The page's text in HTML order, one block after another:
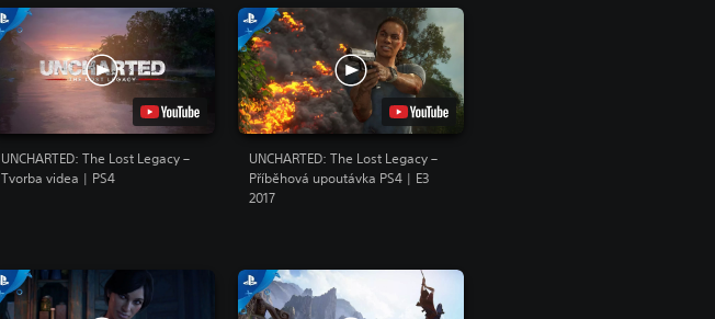
UNCHARTED: The Lost Legacy –
Tvorba videa | PS4
UNCHARTED: The Lost Legacy –
Příběhová upoutávka PS4 | E3
2017